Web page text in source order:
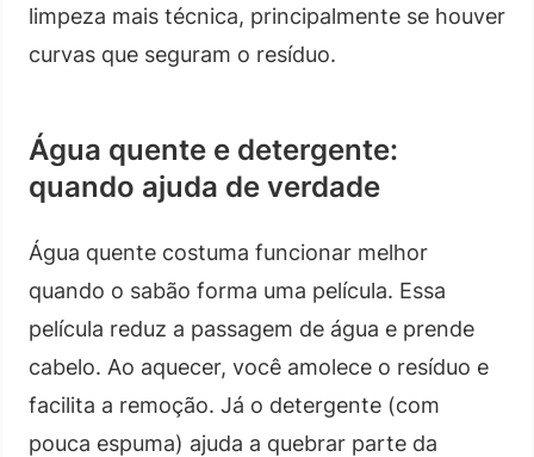
limpeza mais técnica, principalmente se houver
curvas que seguram o resíduo.
Água quente e detergente:
quando ajuda de verdade
Água quente costuma funcionar melhor
quando o sabão forma uma película. Essa
película reduz a passagem de água e prende
cabelo. Ao aquecer, você amolece o resíduo e
facilita a remoção. Já o detergente (com
pouca espuma) ajuda a quebrar parte da